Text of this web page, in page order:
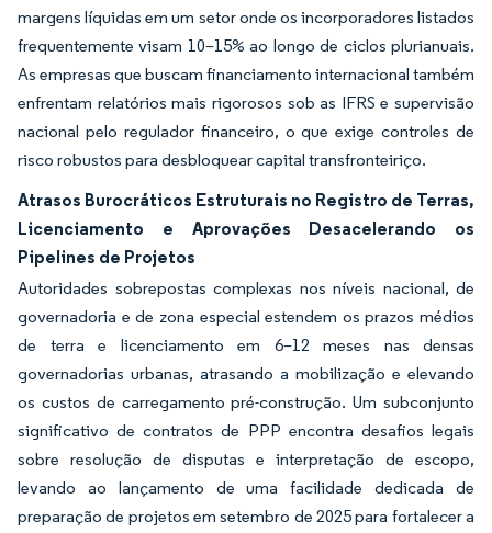
margens líquidas em um setor onde os incorporadores listados
frequentemente visam 10–15% ao longo de ciclos plurianuais.
As empresas que buscam financiamento internacional também
enfrentam relatórios mais rigorosos sob as IFRS e supervisão
nacional pelo regulador financeiro, o que exige controles de
risco robustos para desbloquear capital transfronteiriço.
Atrasos Burocráticos Estruturais no Registro de Terras,
Licenciamento e Aprovações Desacelerando os
Pipelines de Projetos
Autoridades sobrepostas complexas nos níveis nacional, de
governadoria e de zona especial estendem os prazos médios
de terra e licenciamento em 6–12 meses nas densas
governadorias urbanas, atrasando a mobilização e elevando
os custos de carregamento pré-construção. Um subconjunto
significativo de contratos de PPP encontra desafios legais
sobre resolução de disputas e interpretação de escopo,
levando ao lançamento de uma facilidade dedicada de
preparação de projetos em setembro de 2025 para fortalecer a